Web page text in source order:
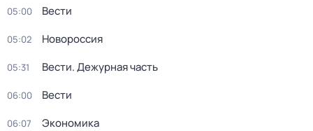
05:00 Вести
05:02 Новороссия
05:31 Вести. Дежурная часть
06:00 Вести
06:07 Экономика